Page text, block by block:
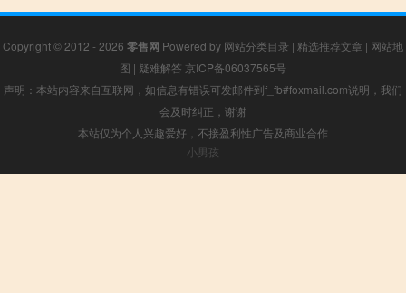
Copyright © 2012 - 2026 零售网 Powered by 网站分类目录 | 精选推荐文章 | 网站地
图 | 疑难解答 京ICP备06037565号
声明：本站内容来自互联网，如信息有错误可发邮件到f_fb#foxmail.com说明，我们
会及时纠正，谢谢
本站仅为个人兴趣爱好，不接盈利性广告及商业合作
小男孩